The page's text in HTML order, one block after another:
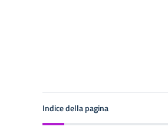
Indice della pagina